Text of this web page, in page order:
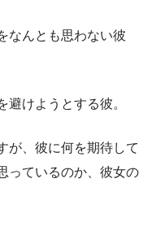
なんとも思わない彼
けようとする彼。
が、彼に何を期待して
っているのか、彼女の